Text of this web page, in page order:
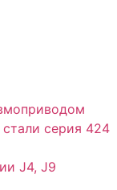
серия 424
J4, J9